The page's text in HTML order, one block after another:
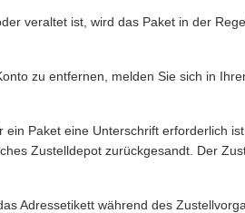
veraltet ist, wird das Paket in der
zu entfernen, melden Sie sich in
ein Paket eine Unterschrift erforderlich
Zustelldepot zurückgesandt. Der
Adressetikett während des